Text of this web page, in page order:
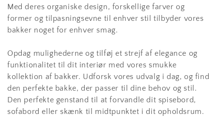
Med deres organiske design, forskellige farver og
former og tilpasningsevne til enhver stil tilbyder vores
bakker noget for enhver smag.
Opdag mulighederne og tilføj et strejf af elegance og
funktionalitet til dit interiør med vores smukke
kollektion af bakker. Udforsk vores udvalg i dag, og find
den perfekte bakke, der passer til dine behov og stil.
Den perfekte genstand til at forvandle dit spisebord,
sofabord eller skænk til midtpunktet i dit opholdsrum.